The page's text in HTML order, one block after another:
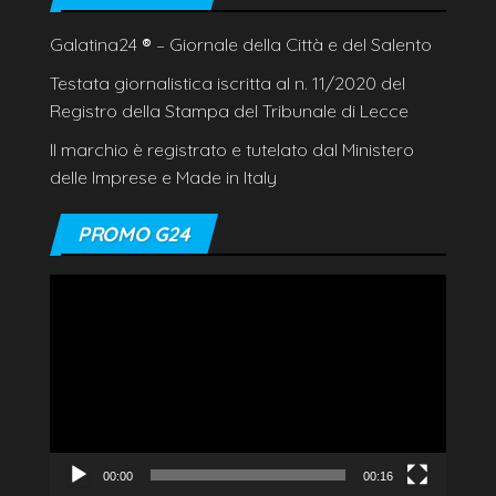
Galatina24 ® – Giornale della Città e del Salento
Testata giornalistica iscritta al n. 11/2020 del
Registro della Stampa del Tribunale di Lecce
Il marchio è registrato e tutelato dal Ministero
delle Imprese e Made in Italy
PROMO G24
00:00 00:16